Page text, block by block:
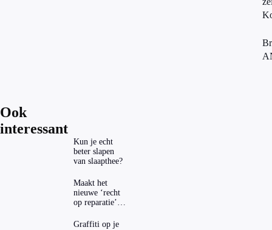
Ook
interessant
Kun je echt
beter slapen
van slaapthee?
Maakt het
nieuwe ‘recht
op reparatie’
echt
Graffiti op je